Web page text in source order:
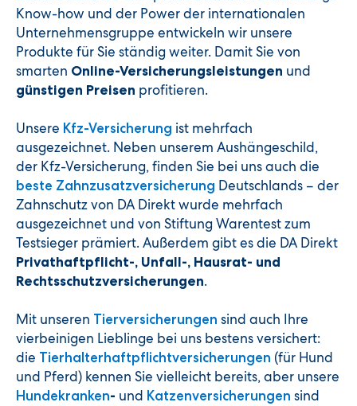
Know-how und der Power der internationalen
Unternehmensgruppe entwickeln wir unsere
Produkte für Sie ständig weiter. Damit Sie von
smarten Online-Versicherungsleistungen und
günstigen Preisen profitieren.
Unsere Kfz-Versicherung ist mehrfach
ausgezeichnet. Neben unserem Aushängeschild,
der Kfz-Versicherung, finden Sie bei uns auch die
beste Zahnzusatzversicherung Deutschlands – der
Zahnschutz von DA Direkt wurde mehrfach
ausgezeichnet und von Stiftung Warentest zum
Testsieger prämiert. Außerdem gibt es die DA Direkt
Privathaftpflicht-, Unfall-, Hausrat- und
Rechtsschutzversicherungen.
Mit unseren Tierversicherungen sind auch Ihre
vierbeinigen Lieblinge bei uns bestens versichert:
die Tierhalterhaftpflichtversicherungen (für Hund
und Pferd) kennen Sie vielleicht bereits, aber unsere
Hundekranken- und Katzenversicherungen sind